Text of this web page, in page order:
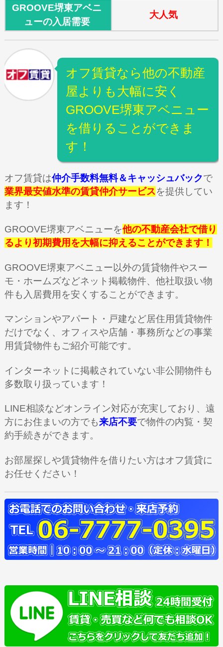
GROOVE堺東アベニ
ューの入居需要
大人気
オフ賃貸なら他の不動産
屋よりも大幅に安く
GROOVE堺東アベニュー
を借りることができま
す！
オフ賃貸は仲介手数料無料＆キャッシュバックで
業界最安値水準の賃貸仲介サービスを提供してい
ます！
GROOVE堺東アベニューを他の不動産会社で借り
るより初期費用を大幅に抑えることができます！
GROOVE堺東アベニュー以外の賃貸物件やスー
モ・ホームズなどネット掲載物件、他社取扱い物
件も入居費用を安くすることができます。
マンションやアパート・戸建など居住用賃貸物件
だけでなく、オフィスや店舗・事務所などの事業
用賃貸物件もご紹介可能です。
インターネットに掲載されていない非公開物件も
多数取り扱っています！
LINE相談などオンライン対応が充実しており、遠
方にお住まいの方でも来店不要で物件の内覧・契
約手続きができます。
お部屋探しや賃貸物件を借りたい方はオフ賃貸に
お任せください！